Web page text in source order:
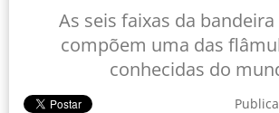
As seis faixas da
compõem uma das
conhecidas do